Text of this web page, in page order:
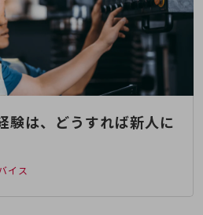
験は、どうすれば新人に
イス